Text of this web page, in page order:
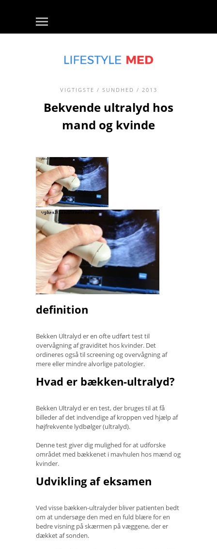
VIGTIGSTE / SUNDHED / 2013
Bekvende ultralyd hos
mand og kvinde
definition
Bekken Ultralyd er en ofte udført test til
overvågning af graviditet hos kvinder. Det
ordineres også til screening og overvågning af
mere eller mindre alvorlige patologier.
Hvad er bækken-ultralyd?
Bekken Ultralyd er en test, der bruges til at få
billeder af det indvendige af kroppen ved hjælp af
højfrekvente lydbølger (ultralyd).
Denne test giver dig mulighed for at udforske
området med bækkenet i mavhulen hos mænd og
kvinder.
Udvikling af eksamen
Ved visse bækken-ultralyder bliver patienten bedt
om at undersøge den med en fuld blære for en
bedre visning på skærmen på væggene, der er
dækket af sonden.